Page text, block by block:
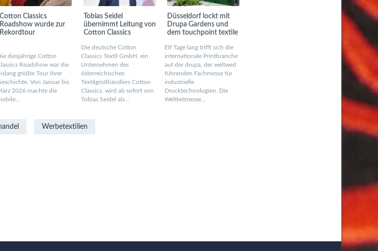
Cotton Classics
Roadshow wurde zur
Rekordtour
diesjährige Cotton
Roadshow war die
größte Tour ihrer
Von Januar bis
2026 machte die
Tobias Seidel
übernimmt Leitung von
Cotton Classics
Die deutsche Cotton
Classics Textil GmbH, ein
Unternehmen des
österreichischen
Textilgroßhändlers Cotton
Classics, wird ab sofort von
Tobias Seidel als…
Düsseldorf lockt mit
Drupa Gardens und
dem touchpoint textile
Elf Tage lang trifft sich die
internationale Printbranche
auf der drupa, der weltweit
führenden Fachmesse für
industrielle
Drucktechnologien. Die
Weltleitmesse…
Werbetextilien